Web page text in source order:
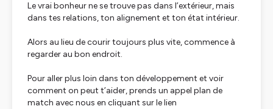
Le vrai bonheur ne se trouve pas dans l’extérieur, mais
dans tes relations, ton alignement et ton état intérieur.
Alors au lieu de courir toujours plus vite, commence à
regarder au bon endroit.
Pour aller plus loin dans ton développement et voir
comment on peut t’aider, prends un appel plan de
match avec nous en cliquant sur le lien